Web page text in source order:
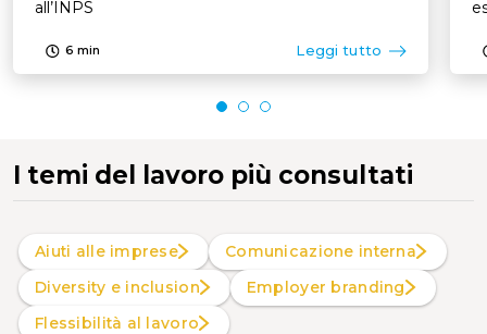
all’INPS
6 min Leggi tutto
I temi del lavoro più consultati
Aiuti alle imprese
Comunicazione interna
Diversity e inclusion
Employer branding
Flessibilità al lavoro